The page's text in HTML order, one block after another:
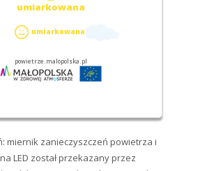
miernik zanieczyszczeń powietrza i
LED został przekazany przez